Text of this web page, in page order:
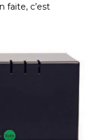
faite, c’est